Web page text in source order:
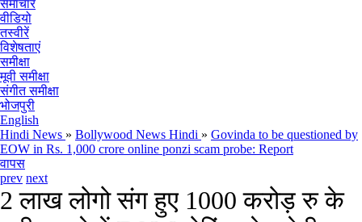
समाचार
वीडियो
तस्वीरें
विशेषताएं
समीक्षा
मूवी समीक्षा
संगीत समीक्षा
भोजपुरी
English
Hindi News » Bollywood News Hindi » Govinda to be questioned by
EOW in Rs. 1,000 crore online ponzi scam probe: Report
वापस
prev next
2 लाख लोगो संग हुए 1000 करोड़ रु के